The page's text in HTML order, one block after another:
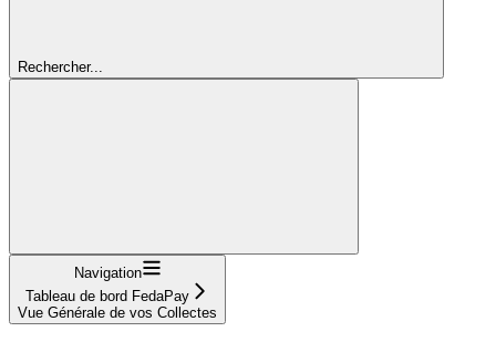
Rechercher...
Navigation
Tableau de bord FedaPay
Vue Générale de vos Collectes